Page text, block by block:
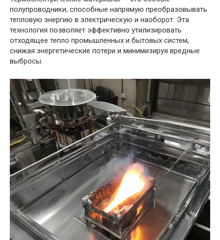
полупроводники, способные напрямую преобразовывать
тепловую энергию в электрическую и наоборот. Эта
технология позволяет эффективно утилизировать
отходящее тепло промышленных и бытовых систем,
снижая энергетические потери и минимизируя вредные
выбросы.